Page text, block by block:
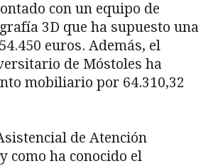
con un equipo de
3D que ha supuesto una
euros. Además, el
de Móstoles ha
mobiliario por 64.310,32
de Atención
como ha conocido el